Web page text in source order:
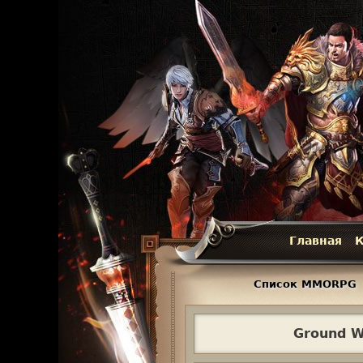
Ground
Г
л
а
в
Главная
Список MMORPG